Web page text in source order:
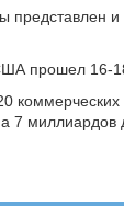
представлен
прошел 16-
7 миллиардов